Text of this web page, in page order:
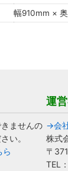
幅910mm ×
ませんの
い。
ら
運
→会
株式
〒
TEL